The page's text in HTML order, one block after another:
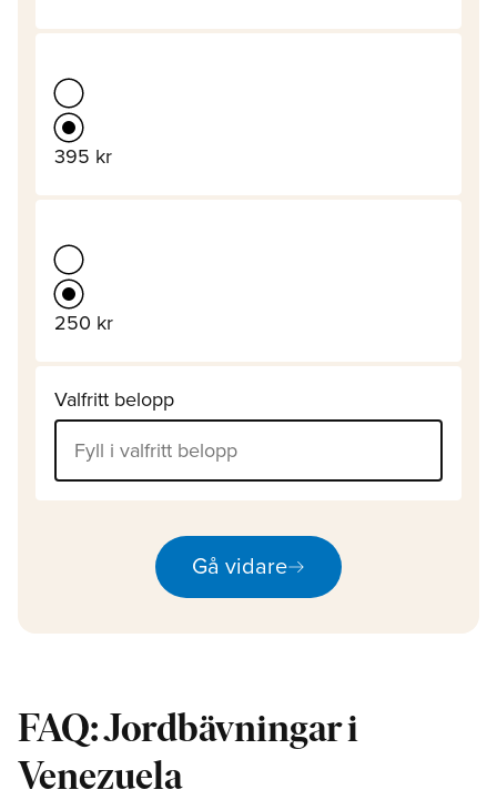
395 kr
250 kr
Valfritt belopp
Gå vidarearrow_right_alt
FAQ: Jordbävningar i
Venezuela